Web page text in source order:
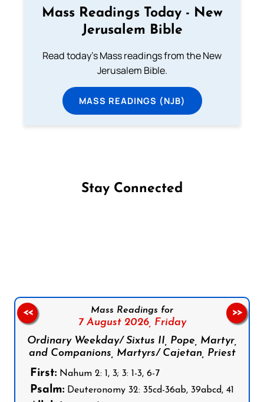
Mass Readings Today - New
Jerusalem Bible
Read today's Mass readings from the New
Jerusalem Bible.
MASS READINGS (NJB)
Stay Connected
Mass Readings for
7 August 2026, Friday
Ordinary Weekday/ Sixtus II, Pope, Martyr,
and Companions, Martyrs/ Cajetan, Priest
First: Nahum 2: 1, 3; 3: 1-3, 6-7
Psalm: Deuteronomy 32: 35cd-36ab, 39abcd, 41
<< >>